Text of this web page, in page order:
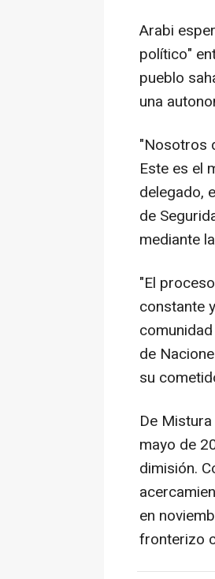
Arabi
político"
pueblo
una
"Nosotros
Este es el
delegado,
de
mediante
"El
constante
de
su
De
mayo de
dimisión.
en
fronterizo